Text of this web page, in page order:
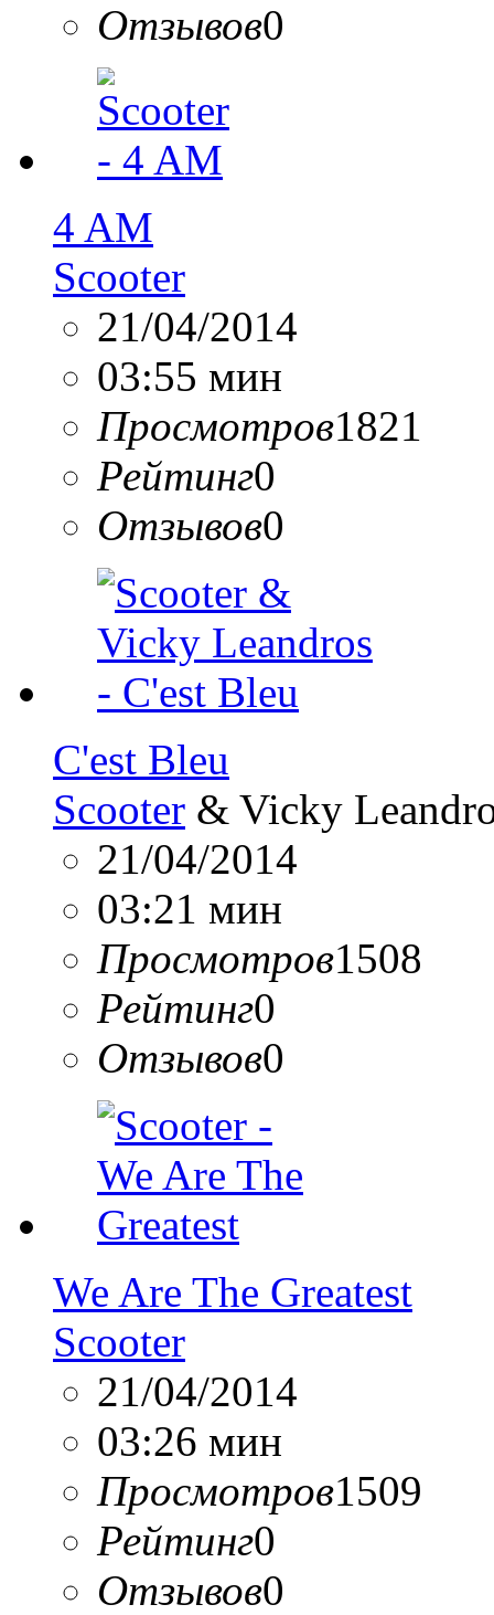
Отзывов0
4 AM
Scooter
21/04/2014
03:55 мин
Просмотров1821
Рейтинг0
Отзывов0
C'est Bleu
Scooter & Vicky
21/04/2014
03:21 мин
Просмотров1508
Рейтинг0
Отзывов0
We Are The Greatest
Scooter
21/04/2014
03:26 мин
Просмотров1509
Рейтинг0
Отзывов0